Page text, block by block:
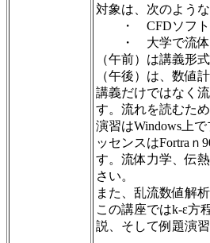
対象は、次のよう
・ CFDソフトを
・ 大学で流体力
（午前）は講義形
（午後）は、数値
講義だけではなく
す。流れを読むた
演習はWindows上
ッセンスはFortra
す。流体力学、伝
さい。
また、乱流数値解
この講座ではk-ε方
説、そして例題演